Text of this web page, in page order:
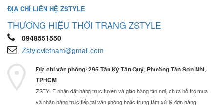
ĐỊA CHỈ LIÊN HỆ ZSTYLE
THƯƠNG HIỆU THỜI TRANG ZSTYLE
0948551550
Zstylevietnam@gmail.com
Địa chỉ văn phòng: 295 Tân Kỳ Tân Quý, Phường Tân Sơn Nhì,
TPHCM
ZSTYLE nhận đặt hàng trực tuyến và giao hàng tận nơi, chưa hỗ trợ mua
và nhận hàng trực tiếp tại văn phòng hoặc trung tâm xử lý đơn hàng.